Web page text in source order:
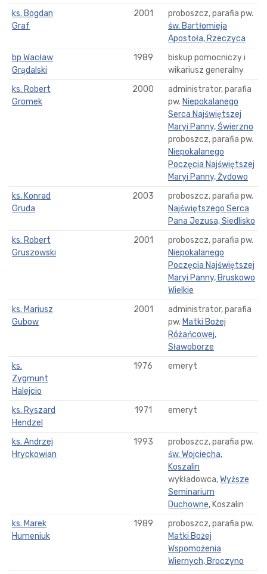
ks. Bogdan
Graf
2001
proboszcz, parafia pw.
św. Bartłomieja
Apostoła, Rzeczyca
bp Wacław
Grądalski
1989
biskup pomocniczy i
wikariusz generalny
ks. Robert
Gromek
2000
administrator, parafia
pw. Niepokalanego
Serca Najświętszej
Maryi Panny, Świerzno
proboszcz, parafia pw.
Niepokalanego
Poczęcia Najświętszej
Maryi Panny, Żydowo
ks. Konrad
Gruda
2003
proboszcz, parafia pw.
Najświętszego Serca
Pana Jezusa, Siedlisko
ks. Robert
Gruszowski
2001
proboszcz, parafia pw.
Niepokalanego
Poczęcia Najświętszej
Maryi Panny, Bruskowo
Wielkie
ks. Mariusz
Gubow
2001
administrator, parafia
pw. Matki Bożej
Różańcowej,
Sławoborze
ks.
Zygmunt
Halejcio
1976 emeryt
ks. Ryszard
Hendzel
1971 emeryt
ks. Andrzej
Hryckowian
1993
proboszcz, parafia pw.
św. Wojciecha,
Koszalin
wykładowca,Wyższe
Seminarium
Duchowne, Koszalin
ks. Marek
Humeniuk
1989
proboszcz, parafia pw.
Matki Bożej
Wspomożenia
Wiernych, Broczyno